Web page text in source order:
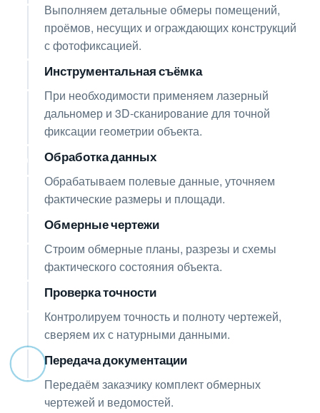
Выполняем детальные обмеры помещений,
проёмов, несущих и ограждающих конструкций
с фотофиксацией.
Инструментальная съёмка
При необходимости применяем лазерный
дальномер и 3D-сканирование для точной
фиксации геометрии объекта.
05 Обработка данных
Обрабатываем полевые данные, уточняем
фактические размеры и площади.
Обмерные чертежи
Строим обмерные планы, разрезы и схемы
фактического состояния объекта.
Проверка точности
Контролируем точность и полноту чертежей,
сверяем их с натурными данными.
Передача документации
Передаём заказчику комплект обмерных
чертежей и ведомостей.